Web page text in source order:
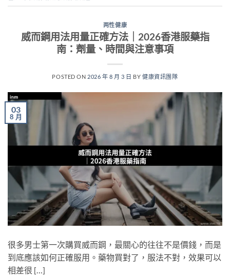
两性健康
威而鋼用法用量正確方法｜2026香港服藥指
南：劑量、時間與注意事項
POSTED ON 2026 年 8 月 3 日 BY健康資訊團隊
03
8 月
很多男士第一次購買威而鋼，最關心的往往不是價錢，而是
到底應該如何正確服用。藥物買對了，服法不對，效果可以
相差很 […]